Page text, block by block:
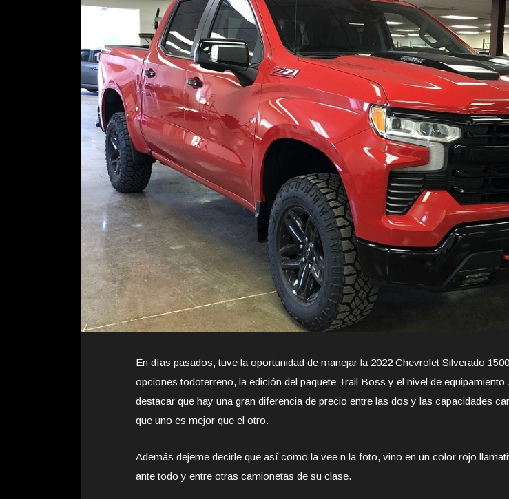
En días pasados, tuve la oportunidad de manejar la 2022 Chevrolet Silverado
opciones todoterreno, la edición del paquete Trail Boss y el nivel de equipamiento
destacar que hay una gran diferencia de precio entre las dos y las capacidades
que uno es mejor que el otro.
Además dejeme decirle que así como la vee n la foto, vino en un color rojo
ante todo y entre otras camionetas de su clase.